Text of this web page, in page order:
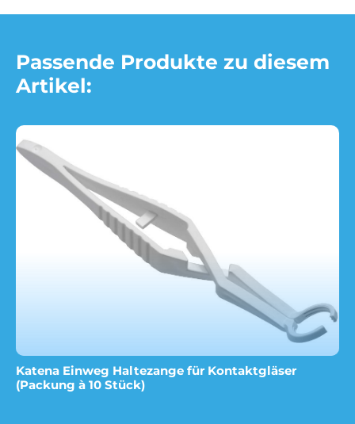
Passende Produkte zu diesem
Artikel:
Katena Einweg Haltezange für Kontaktgläser
(Packung à 10 Stück)